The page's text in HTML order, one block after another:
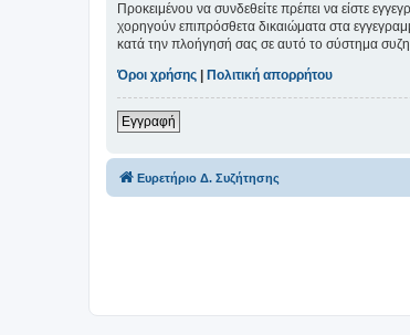
Προκειμένου να συνδεθείτε πρέπει να είστε
χορηγούν επιπρόσθετα δικαιώματα στα
κατά την πλοήγησή σας σε αυτό το σύστημα
Όροι χρήσης
Πολιτική απορρήτου
Εγγραφή
Ευρετήριο Δ. Συζήτησης